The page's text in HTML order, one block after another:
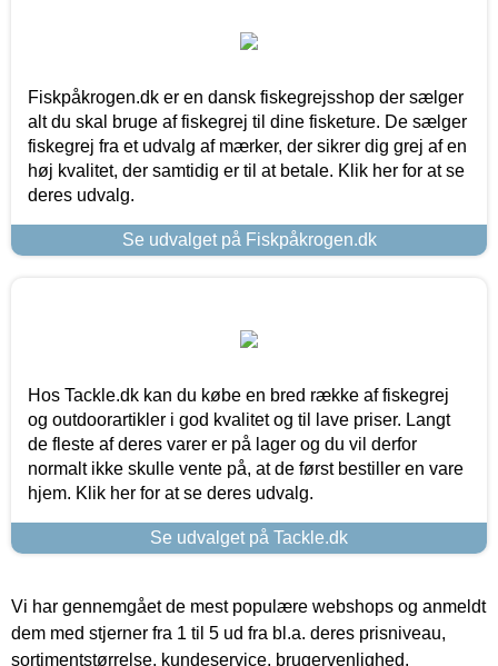
Fiskpåkrogen.dk er en dansk fiskegrejsshop der sælger
alt du skal bruge af fiskegrej til dine fisketure. De sælger
fiskegrej fra et udvalg af mærker, der sikrer dig grej af en
høj kvalitet, der samtidig er til at betale. Klik her for at se
deres udvalg.
Se udvalget på Fiskpåkrogen.dk
Hos Tackle.dk kan du købe en bred række af fiskegrej
og outdoorartikler i god kvalitet og til lave priser. Langt
de fleste af deres varer er på lager og du vil derfor
normalt ikke skulle vente på, at de først bestiller en vare
hjem. Klik her for at se deres udvalg.
Se udvalget på Tackle.dk
Vi har gennemgået de mest populære webshops og anmeldt
dem med stjerner fra 1 til 5 ud fra bl.a. deres prisniveau,
sortimentstørrelse, kundeservice, brugervenlighed,